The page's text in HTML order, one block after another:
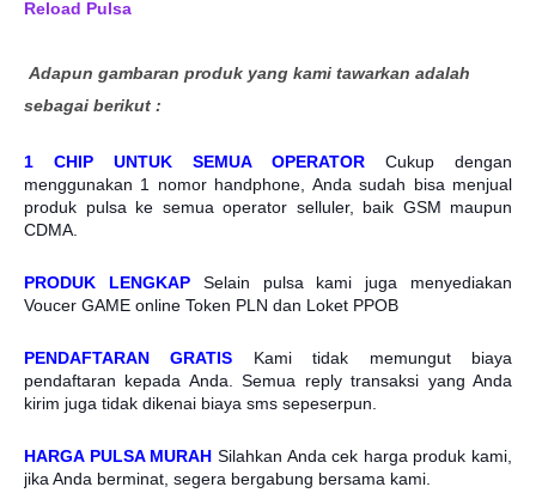
Reload Pulsa
Adapun gambaran produk yang kami tawarkan adalah
sebagai berikut :
1 CHIP UNTUK SEMUA OPERATOR Cukup dengan
menggunakan 1 nomor handphone, Anda sudah bisa menjual
produk pulsa ke semua operator selluler, baik GSM maupun
CDMA.
PRODUK LENGKAPSelain pulsa kami juga menyediakan
Voucer GAME online Token PLN dan Loket PPOB
PENDAFTARAN GRATIS Kami tidak memungut biaya
pendaftaran kepada Anda. Semua reply transaksi yang Anda
kirim juga tidak dikenai biaya sms sepeserpun.
HARGA PULSA MURAH Silahkan Anda cek harga produk kami,
jika Anda berminat, segera bergabung bersama kami.